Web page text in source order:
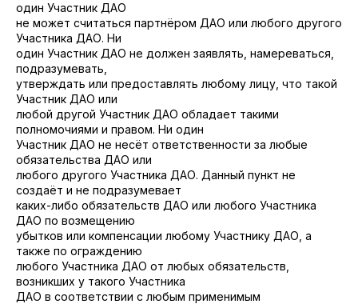
один Участник ДАО
не может считаться партнёром ДАО или любого другого
Участника ДАО. Ни
один Участник ДАО не должен заявлять, намереваться,
подразумевать,
утверждать или предоставлять любому лицу, что такой
Участник ДАО или
любой другой Участник ДАО обладает такими
полномочиями и правом. Ни один
Участник ДАО не несёт ответственности за любые
обязательства ДАО или
любого другого Участника ДАО. Данный пункт не
создаёт и не подразумевает
каких-либо обязательств ДАО или любого Участника
ДАО по возмещению
убытков или компенсации любому Участнику ДАО, а
также по ограждению
любого Участника ДАО от любых обязательств,
возникших у такого Участника
ДАО в соответствии с любым применимым